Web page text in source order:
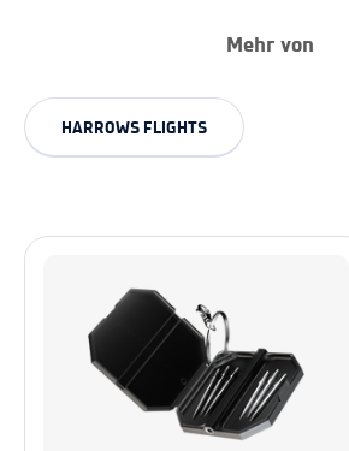
Mehr von
HARROWS FLIGHTS